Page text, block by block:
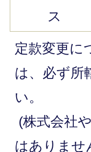
ス
定款変更に
は、必ず所
い。
(株式会社
はありませ